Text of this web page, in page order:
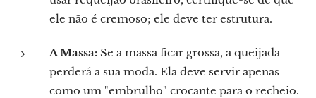
ele não é cremoso; ele deve ter estrutura.
A Massa: Se a massa ficar grossa, a queijada
perderá a sua moda. Ela deve servir apenas
como um "embrulho" crocante para o recheio.